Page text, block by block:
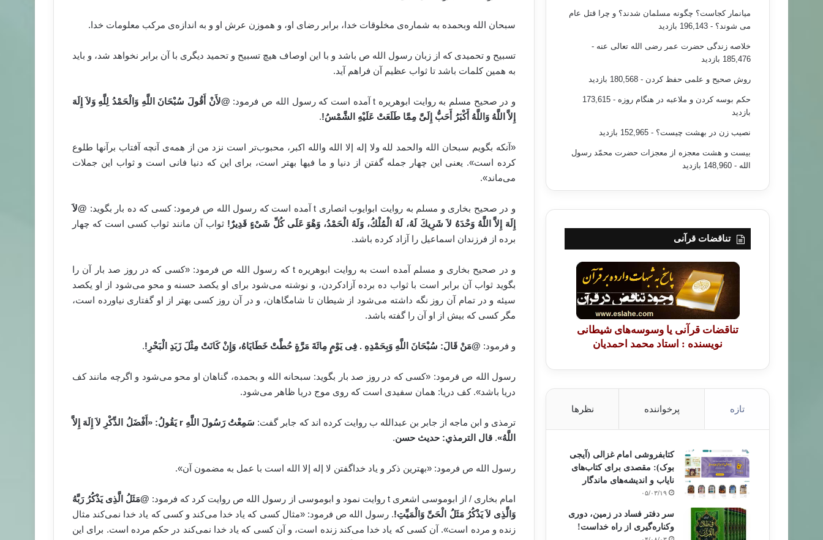
سبحان الله وبحمده به شماره‌ی مخلوقات خدا، برابر رضای او، و هموزن عرش او و به اندازه‌ی مرکب معلومات خدا.
تسبیح و تحمیدی که از زبان رسول الله ص باشد و با این اوصاف هیچ تسبیح و تحمید دیگری با آن برابر نخواهد شد، و باید
به همین کلمات باشد تا ثواب عظیم آن فراهم آید.
و در صحیح مسلم به روایت ابوهریره t آمده است که رسول الله ص فرمود: @لأَنْ أَقُولَ سُبْحَانَ اللَّهِ وَالْحَمْدُ لِلَّهِ وَلاَ إِلَهَ
إِلاَّ اللَّهُ وَاللَّهُ أَكْبَرُ أَحَبُّ إِلَىَّ مِمَّا طَلَعَتْ عَلَيْهِ الشَّمْسُ!
.
«آنکه بگویم سبحان الله والحمد لله ولا إله إلا الله والله اکبر، محبوب‌‌تر است نزد من از همه‌ی آنچه آفتاب برآنها طلوع
کرده است». یعنی این چهار جمله گفتن از دنیا و ما فیها بهتر است، برای این که دنیا فانی است و ثواب این جملات
می‌ماند».
و در صحیح بخاری و مسلم به روایت ابوایوب انصاری t آمده است که رسول الله ص فرمود: کسی که ده بار بگوید: @لاَ
إِلَهَ إِلاَّ اللَّهُ وَحْدَهُ لاَ شَرِيكَ لَهُ، لَهُ الْمُلْكُ، وَلَهُ الْحَمْدُ، وَهْوَ عَلَى كُلِّ شَىْءٍ قَدِيرٌ! ثواب آن مانند ثواب کسی است که چهار
برده از فرزندان اسماعیل را آزاد کرده باشد.
و در صحیح بخاری و مسلم آمده است به روایت ابوهریره t که رسول الله ص فرمود: «کسی که در روز صد بار آن را
بگوید ثواب آن برابر است با ثواب ده برده آزادکردن، و نوشته می‌شود برای او یکصد حسنه و محو می‌شود از او یکصد
سیئه و در تمام آن روز نگه داشته می‌شود از شیطان تا شامگاهان، و در آن روز کسی بهتر از او گفتاری نیاورده است،
مگر کسی که بیش از او آن را گفته باشد.
و فرمود: @مَنْ قَالَ: سُبْحَانَ اللَّهِ وَبِحَمْدِهِ . فِى يَوْمٍ مِائَةَ مَرَّةٍ حُطَّتْ خَطَايَاهُ، وَإِنْ كَانَتْ مِثْلَ زَبَدِ الْبَحْرِ !
.
رسول الله ص فرمود: «کسی که در روز صد بار بگوید: سبحانه الله و بحمده، گناهان او محو می‌شود و اگرچه مانند کف
دریا باشد». کف دریا: همان سفیدی است که روی موج دریا ظاهر می‌شود.
ترمذی و ابن ماجه از جابر بن عبدالله ب روایت کرده اند که جابر گفت: سَمِعْتُ رَسُولَ اللَّهِr يَقُولُ: «أَفْضَلُ الذِّكْرِ لاَ إِلَهَ إِلاَّ
اللَّهُ»
. قال الترمذي: حديث حسن.
رسول الله ص فرمود: «بهترین ذکر و یاد خداگفتن لا إله إلا الله است با عمل به مضمون آن».
امام بخاری / از ابوموسی اشعری t روایت نمود و ابوموسی از رسول الله ص روایت کرد که فرمود: @مَثَلُ الَّذِى يَذْكُرُ رَبَّهُ
وَالَّذِى لاَ يَذْكُرُ مَثَلُ الْحَىِّ وَالْمَيِّتِ!. رسول الله ص فرمود: «مثال کسی که یاد خدا می‌کند و کسی که یاد خدا نمی‌کند مثال
زنده و مرده است». آن کسی که یاد خدا می‌کند زنده است، و آن کسی که یاد خدا نمی‌کند در حکم مرده است. برای این
میانمار کجاست؟ چگونه مسلمان شدند؟ و چرا قتل عام
می شوند؟ - 196,143 بازدید
خلاصه زندگی حضرت عمر رضی الله تعالی عنه -
185,476 بازدید
روش صحیح و علمی حفظ کردن - 180,568 بازدید
حکم بوسه کردن و ملاعبه در هنگام روزه
- 173,615
بازدید
نصیب زن در بهشت چیست؟ - 152,965 بازدید
بیست و هشت معجزه از معجزات حضرت محمّد رسول
الله - 148,960 بازدید
تناقضات قرآنی
تناقضات قرآنی یا وسوسه‌های شیطانی
نویسنده : استاد محمد احمدیان
تازه پرخواننده نظرها
کتابفروشی امام غزالی (آیجی
بوک): مقصدی برای کتاب‌های
نایاب و اندیشه‌های ماندگار
۰۵/۰۳/۱۹
سر دفتر فساد در زمین‌، دوری
وکناره‌گیری از راه خداست‌!